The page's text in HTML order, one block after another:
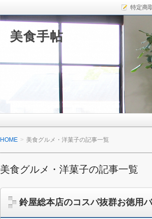
特定商
美食手帖
HOME 美食グルメ・洋菓子の記事一覧
美食グルメ・洋菓子の記事一覧
鈴屋総本店のコスパ抜群お徳用